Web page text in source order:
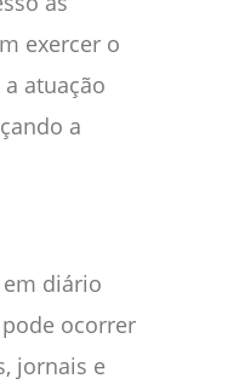
exercer o
atuação
a
diário
ocorrer
jornais e